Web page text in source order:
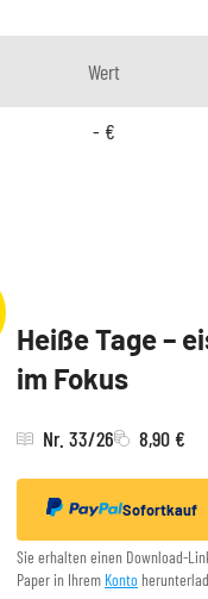
Wert
- €
Heiße Tage –
im Fokus
Nr. 33/26 8,90 €
Sofortkauf
Sie erhalten einen Download-
Paper in Ihrem Konto